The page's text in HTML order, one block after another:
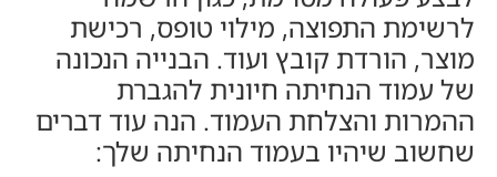
לרשימת התפוצה, מילוי טופס, רכישת
מוצר, הורדת קובץ ועוד. הבנייה הנכונה
של עמוד הנחיתה חיונית להגברת
ההמרות והצלחת העמוד. הנה עוד דברים
שחשוב שיהיו בעמוד הנחיתה שלך: